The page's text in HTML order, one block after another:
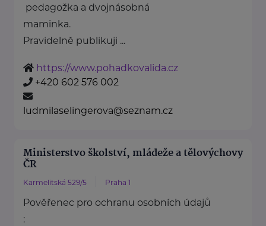
pedagožka a dvojnásobná
maminka.
Pravidelně publikuji ...
https://www.pohadkovalida.cz
+420 602 576 002
ludmilaselingerova@seznam.cz
Ministerstvo školství, mládeže a tělovýchovy
ČR
Karmelitská 529/5 Praha 1
Pověřenec pro ochranu osobních údajů
: